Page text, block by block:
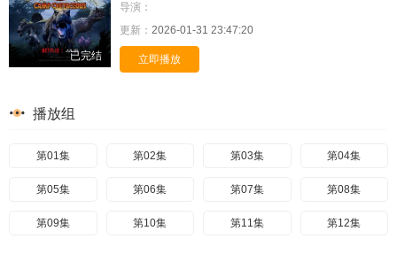
已完结
导演：
更新： 2026-01-31 23:47:20
立即播放
播放组
第01集 第02集 第03集 第04集
第05集 第06集 第07集 第08集
第09集 第10集 第11集 第12集